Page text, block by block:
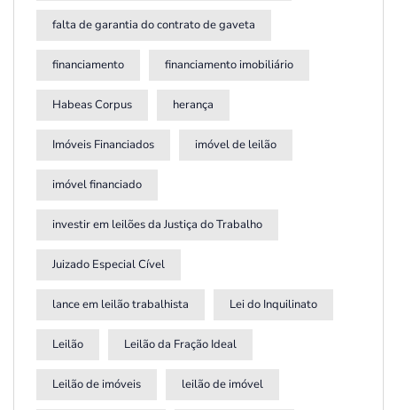
falta de garantia do contrato de gaveta
financiamento financiamento imobiliário
Habeas Corpus herança
Imóveis Financiados imóvel de leilão
imóvel financiado
investir em leilões da Justiça do Trabalho
Juizado Especial Cível
lance em leilão trabalhista Lei do Inquilinato
Leilão Leilão da Fração Ideal
Leilão de imóveis leilão de imóvel